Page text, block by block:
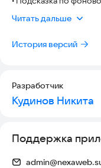
• Улучшения
Читать дальше
История версий
Разработчик
Кудинов Никита
Поддержка